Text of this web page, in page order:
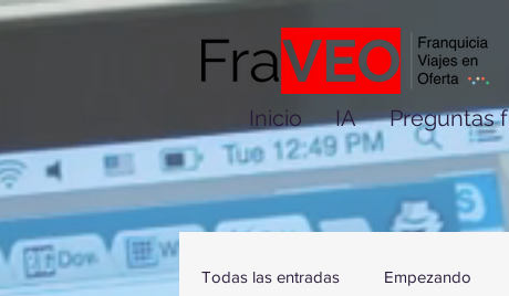
Inicio IA Preguntas
Todas las entradas Empezando